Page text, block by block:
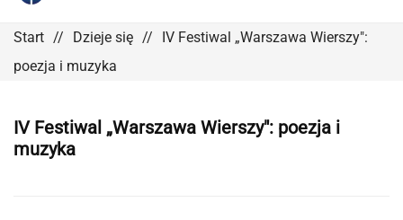
Start Dzieje się
IV Festiwal „Warszawa Wierszy":
poezja i muzyka
IV Festiwal „Warszawa Wierszy": poezja i
muzyka